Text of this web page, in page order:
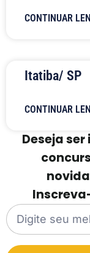
CONTINUAR
Itatiba/ SP
CONTINUAR
Deseja